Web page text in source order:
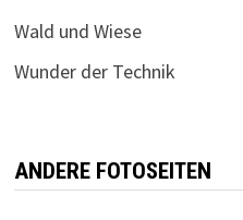
Wald und Wiese
Wunder der Technik
ANDERE FOTOSEITEN